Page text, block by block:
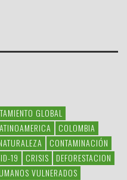
GLOBAL
COLOMBIA
CONTAMINACIÓN
19 CRISIS
DEFORESTACION
VULNERADOS